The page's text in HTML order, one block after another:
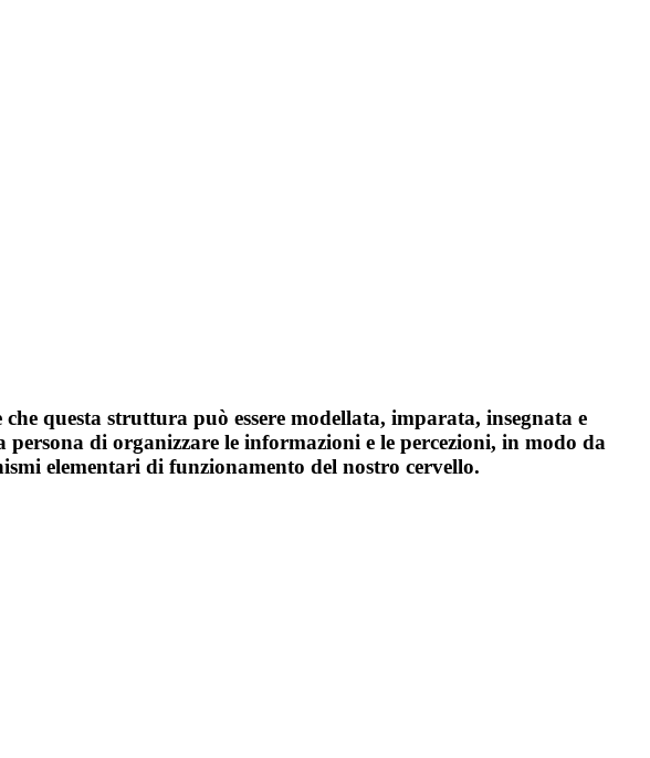
questa struttura può essere modellata, imparata, insegnata e
di organizzare le informazioni e le percezioni, in modo da
elementari di funzionamento del nostro cervello.